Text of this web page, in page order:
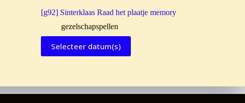
[g92] Sinterklaas Raad het plaatje memory
gezelschapspellen
Selecteer datum(s)